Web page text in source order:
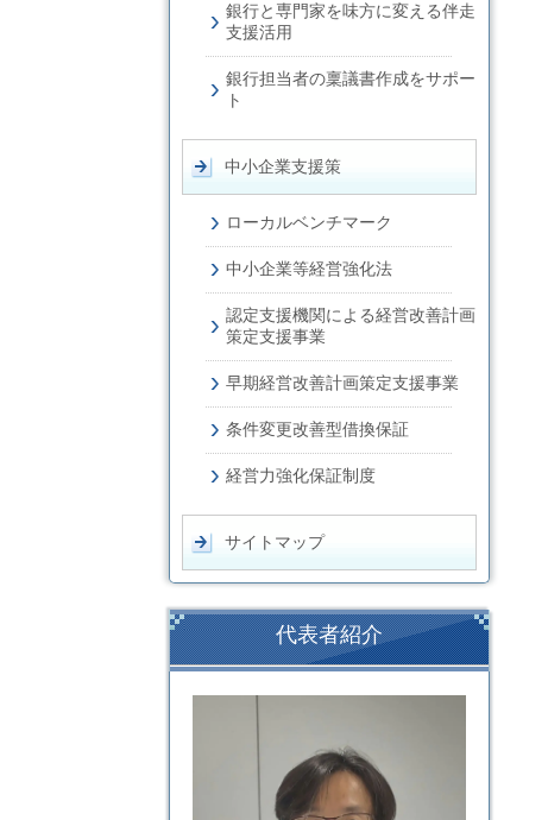
銀行と専門家を味方に変える伴走
支援活用
銀行担当者の稟議書作成をサポー
ト
中小企業支援策
ローカルベンチマーク
中小企業等経営強化法
認定支援機関による経営改善計画
策定支援事業
早期経営改善計画策定支援事業
条件変更改善型借換保証
経営力強化保証制度
サイトマップ
代表者紹介